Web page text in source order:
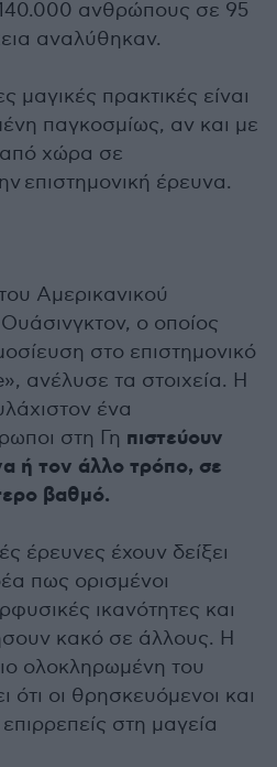
ανθρώπους σε 95
αναλύθηκαν.
μαγικές πρακτικές είναι
παγκοσμίως, αν και με
από χώρα σε
επιστημονική έρευνα.
Αμερικανικού
ο οποίος
στο επιστημονικό
ανέλυσε τα στοιχεία. Η
ένα
στη Γη πιστεύουν
ή τον άλλο τρόπο, σε
βαθμό.
έρευνες έχουν δείξει
πως ορισμένοι
ικανότητες και
κακό σε άλλους. Η
ολοκληρωμένη του
ότι οι θρησκευόμενοι και
επιρρεπείς στη μαγεία